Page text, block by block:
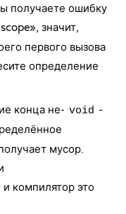
получаете ошибку
значит,
первого вызова
определение
конца не- void -
мусор.
и компилятор это